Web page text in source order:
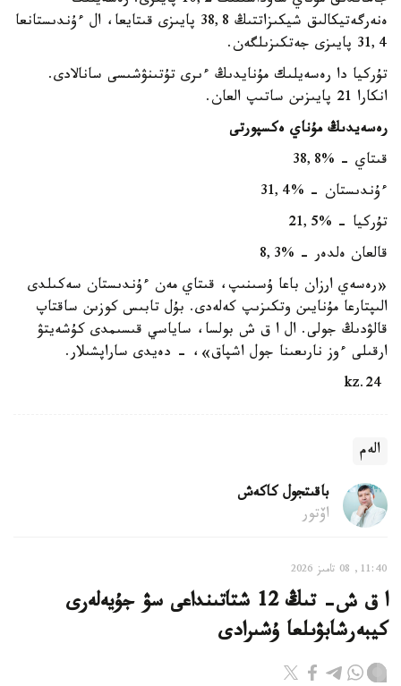
ەنەرگەتيكالىق شيكىزاتتىڭ 38,8 پايىزى قىتايعا، ال ءۇندىستانعا
31,4 پايىزى جەتكىزىلگەن.
تۇركيا دا رەسەيلىك مۇنايدىڭ ءىرى تۇتىنۋشىسى سانالادى.
انكارا 21 پايىزىن ساتىپ العان.
رەسەيدىڭ مۇناي ەكسپورتى
قىتاي - %38,8
ءۇندىستان - %31,4
تۇركيا - %21,5
قالعان ەلدەر - %8,3
«رەسەي ارزان باعا ۇسىنىپ، قىتاي مەن ءۇندىستان سەكىلدى
الىپتارعا مۇنايىن وتكىزىپ كەلەدى. بۇل تابىس كوزىن ساقتاپ
قالۋدىڭ جولى. ال ا ق ش بولسا، ساياسي قىسىمدى كۇشەيتۋ
ارقىلى ءوز نارىعىنا جول اشپاق»، - دەيدى ساراپشىلار.
الەم
باقىتجول كاكەش
اۆتور
11:40, 08 تامىز 2026
ا ق ش- تىڭ 12 شتاتىنداعى سۋ جۇيەلەرى
كيبەرشابۋىلعا ۇشىرادى